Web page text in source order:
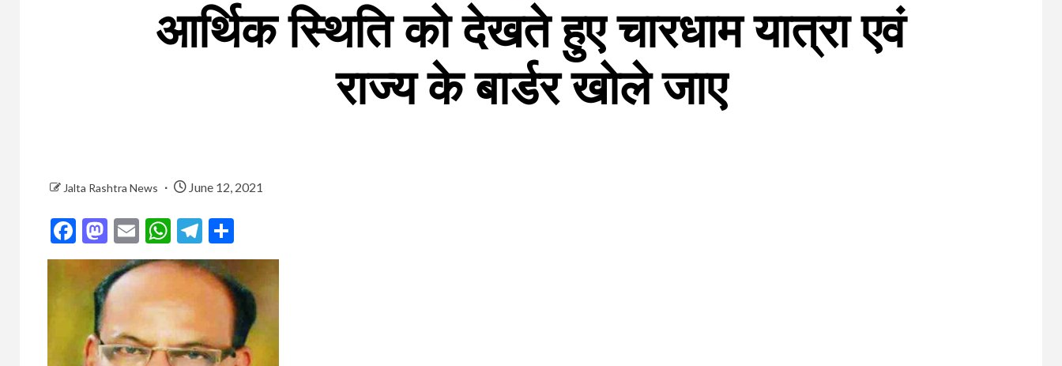
आर्थिक स्थिति को देखते हुए चारधाम यात्रा एवं
राज्य के बार्डर खोले जाए
Jalta Rashtra News June 12, 2021
Facebook
Mastodon
EmailWhatsApp
Telegram